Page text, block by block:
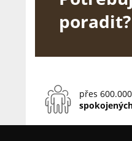
poradit?
přes 600.000